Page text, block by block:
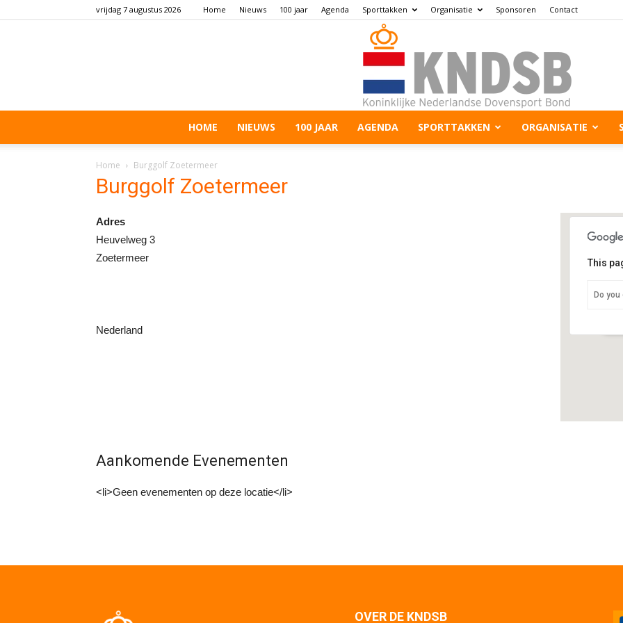
vrijdag 7 augustus 2026 Home Nieuws 100 jaar Agenda Sporttakken Organisatie Sponsoren Contact
HOME NIEUWS 100 JAAR AGENDA SPORTTAKKEN ORGANISATIE
Home Burggolf Zoetermeer
Burggolf Zoetermeer
This
Do
Adres
Heuvelweg 3
Zoetermeer
Nederland
Aankomende Evenementen
<li>Geen evenementen op deze locatie</li>
OVER DE KNDSB